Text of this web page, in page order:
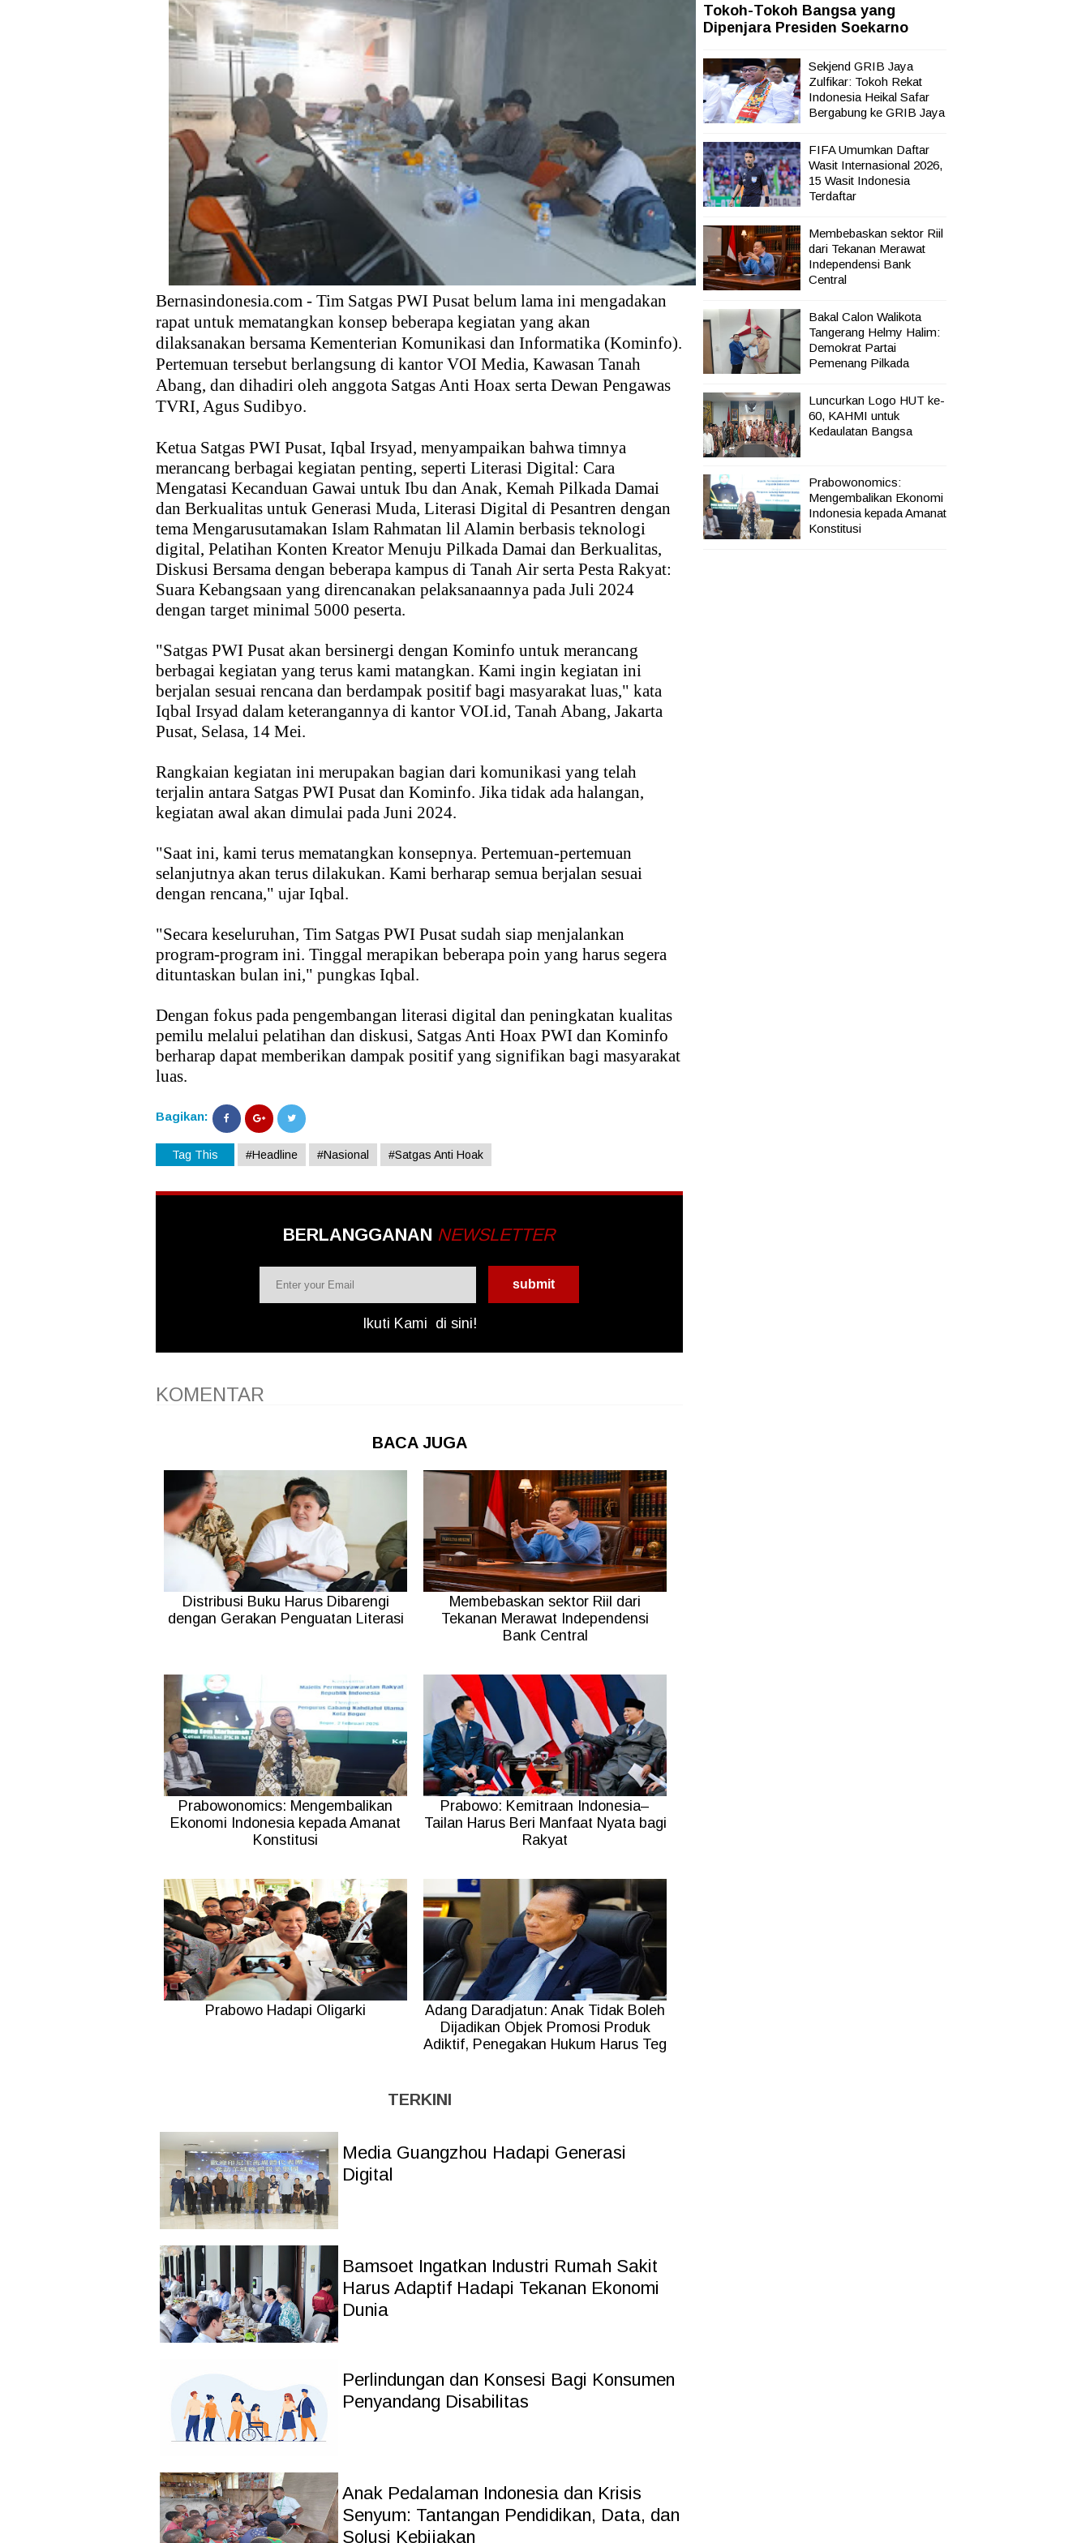
Anggota DPR Dorong Pemerintah Siasati Pelemahan Rupiah dengan Memperkuat Pariwisata,
Ekspor, dan Hilirisasi
Kebijakan Strategis Pemerintah Topang Kenaikan PMI Manufaktur Nasional
Distribusi Buku Harus Dibarengi dengan Gerakan Penguatan Literasi
Waketum MUI Dukung Perampasan Aset Koruptor
Membebaskan sektor Riil dari Tekanan Merawat Independensi Bank Central
Media Guangzhou Hadapi Generasi Digital
Bernasindonesia.com - Tim Satgas PWI Pusat belum lama ini mengadakan
rapat untuk mematangkan konsep beberapa kegiatan yang akan
dilaksanakan bersama Kementerian Komunikasi dan Informatika (Kominfo).
Pertemuan tersebut berlangsung di kantor VOI Media, Kawasan Tanah
Abang, dan dihadiri oleh anggota Satgas Anti Hoax serta Dewan Pengawas
TVRI, Agus Sudibyo.
Ketua Satgas PWI Pusat, Iqbal Irsyad, menyampaikan bahwa timnya
merancang berbagai kegiatan penting, seperti Literasi Digital: Cara
Mengatasi Kecanduan Gawai untuk Ibu dan Anak, Kemah Pilkada Damai
dan Berkualitas untuk Generasi Muda, Literasi Digital di Pesantren dengan
tema Mengarusutamakan Islam Rahmatan lil Alamin berbasis teknologi
digital, Pelatihan Konten Kreator Menuju Pilkada Damai dan Berkualitas,
Diskusi Bersama dengan beberapa kampus di Tanah Air serta Pesta Rakyat:
Suara Kebangsaan yang direncanakan pelaksanaannya pada Juli 2024
dengan target minimal 5000 peserta.
"Satgas PWI Pusat akan bersinergi dengan Kominfo untuk merancang
berbagai kegiatan yang terus kami matangkan. Kami ingin kegiatan ini
berjalan sesuai rencana dan berdampak positif bagi masyarakat luas," kata
Iqbal Irsyad dalam keterangannya di kantor VOI.id, Tanah Abang, Jakarta
Pusat, Selasa, 14 Mei.
Rangkaian kegiatan ini merupakan bagian dari komunikasi yang telah
terjalin antara Satgas PWI Pusat dan Kominfo. Jika tidak ada halangan,
kegiatan awal akan dimulai pada Juni 2024.
"Saat ini, kami terus mematangkan konsepnya. Pertemuan-pertemuan
selanjutnya akan terus dilakukan. Kami berharap semua berjalan sesuai
dengan rencana," ujar Iqbal.
"Secara keseluruhan, Tim Satgas PWI Pusat sudah siap menjalankan
program-program ini. Tinggal merapikan beberapa poin yang harus segera
dituntaskan bulan ini," pungkas Iqbal.
Dengan fokus pada pengembangan literasi digital dan peningkatan kualitas
pemilu melalui pelatihan dan diskusi, Satgas Anti Hoax PWI dan Kominfo
berharap dapat memberikan dampak positif yang signifikan bagi masyarakat
luas.
Bagikan:
Tag This #Headline #Nasional #Satgas Anti Hoak
BERLANGGANAN NEWSLETTER
Ikuti Kami di sini!
KOMENTAR
BACA JUGA
Distribusi Buku Harus Dibarengi
dengan Gerakan Penguatan Literasi
Membebaskan sektor Riil dari
Tekanan Merawat Independensi
Bank Central
Prabowonomics: Mengembalikan
Ekonomi Indonesia kepada Amanat
Konstitusi
Prabowo: Kemitraan Indonesia–
Tailan Harus Beri Manfaat Nyata bagi
Rakyat
Prabowo Hadapi Oligarki
Adang Daradjatun: Anak Tidak Boleh
Dijadikan Objek Promosi Produk
Adiktif, Penegakan Hukum Harus Teg
TERKINI
Media Guangzhou Hadapi Generasi
Digital
Bamsoet Ingatkan Industri Rumah Sakit
Harus Adaptif Hadapi Tekanan Ekonomi
Dunia
Perlindungan dan Konsesi Bagi Konsumen
Penyandang Disabilitas
Anak Pedalaman Indonesia dan Krisis
Senyum: Tantangan Pendidikan, Data, dan
Solusi Kebijakan
Tokoh-Tokoh Bangsa yang
Dipenjara Presiden Soekarno
Sekjend GRIB Jaya
Zulfikar: Tokoh Rekat
Indonesia Heikal Safar
Bergabung ke GRIB Jaya
FIFA Umumkan Daftar
Wasit Internasional 2026,
15 Wasit Indonesia
Terdaftar
Membebaskan sektor Riil
dari Tekanan Merawat
Independensi Bank
Central
Bakal Calon Walikota
Tangerang Helmy Halim:
Demokrat Partai
Pemenang Pilkada
Luncurkan Logo HUT ke-
60, KAHMI untuk
Kedaulatan Bangsa
Prabowonomics:
Mengembalikan Ekonomi
Indonesia kepada Amanat
Konstitusi